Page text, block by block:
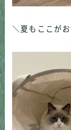
＼夏もここが